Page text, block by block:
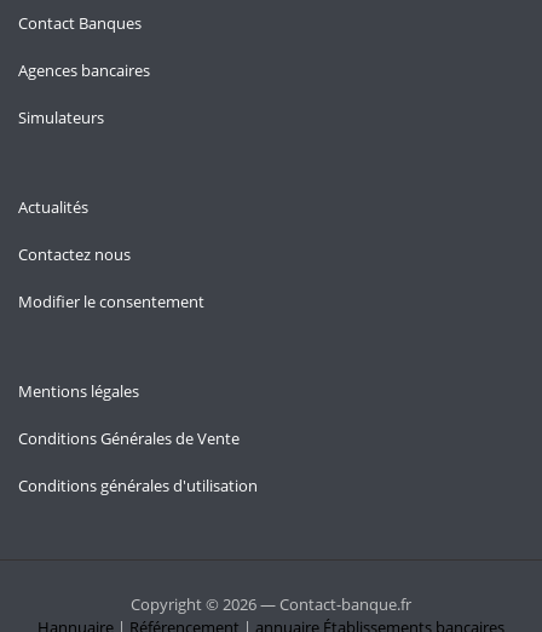
Contact Banques
Agences bancaires
Simulateurs
Actualités
Contactez nous
Modifier le consentement
Mentions légales
Conditions Générales de Vente
Conditions générales d'utilisation
Copyright © 2026 — Contact-banque.fr
Hannuaire | Référencement | annuaire Établissements bancaires